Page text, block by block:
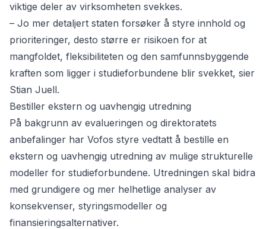
viktige deler av virksomheten svekkes.
– Jo mer detaljert staten forsøker å styre innhold og
prioriteringer, desto større er risikoen for at
mangfoldet, fleksibiliteten og den samfunnsbyggende
kraften som ligger i studieforbundene blir svekket, sier
Stian Juell.
Bestiller ekstern og uavhengig utredning
På bakgrunn av evalueringen og direktoratets
anbefalinger har Vofos styre vedtatt å bestille en
ekstern og uavhengig utredning av mulige strukturelle
modeller for studieforbundene. Utredningen skal bidra
med grundigere og mer helhetlige analyser av
konsekvenser, styringsmodeller og
finansieringsalternativer.